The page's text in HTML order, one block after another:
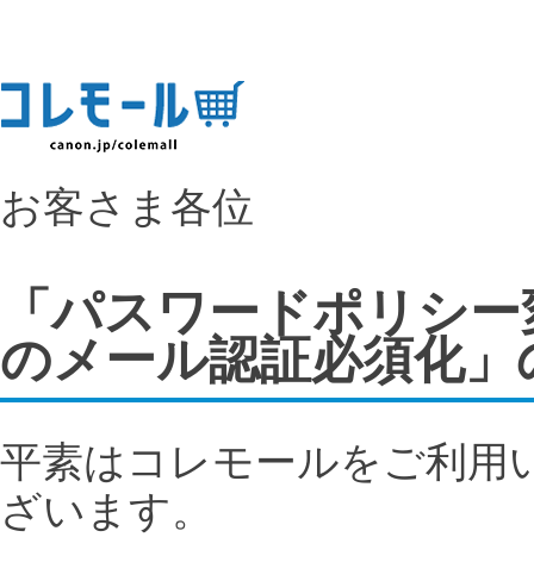
お客さま各位
「パスワードポリシ
のメール認証必須化
平素はコレモールをご利用
ざいます。